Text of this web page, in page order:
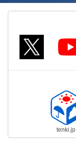
tenki.jp